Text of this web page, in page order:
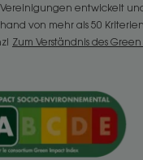
Spray besteht aus
reich an
Haar sofort und
mit
seidigen Schleier, der
vor den täglichen
den schädlichen
entwickelt
von mehr als 50
Zum Verständnis des